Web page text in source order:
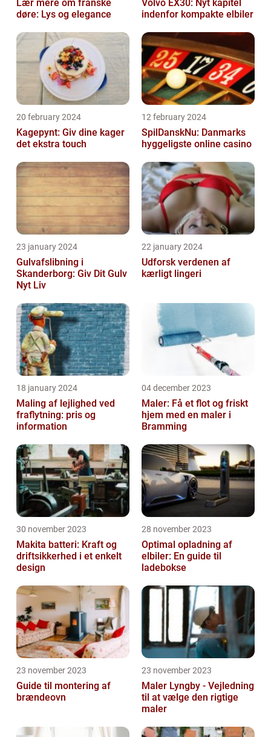
Lær mere om franske
døre: Lys og elegance
Volvo EX30: Nyt kapitel
indenfor kompakte elbiler
20 february 2024
Kagepynt: Giv dine kager
det ekstra touch
12 february 2024
SpilDanskNu: Danmarks
hyggeligste online casino
23 january 2024
Gulvafslibning i
Skanderborg: Giv Dit Gulv
Nyt Liv
22 january 2024
Udforsk verdenen af
kærligt lingeri
18 january 2024
Maling af lejlighed ved
fraflytning: pris og
information
04 december 2023
Maler: Få et flot og friskt
hjem med en maler i
Bramming
30 november 2023
Makita batteri: Kraft og
driftsikkerhed i et enkelt
design
28 november 2023
Optimal opladning af
elbiler: En guide til
ladebokse
23 november 2023
Guide til montering af
brændeovn
23 november 2023
Maler Lyngby - Vejledning
til at vælge den rigtige
maler